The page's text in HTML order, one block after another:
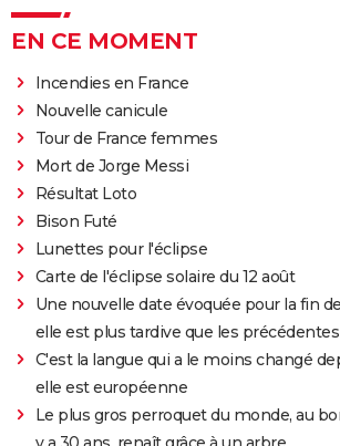
EN CE MOMENT
Incendies en France
Nouvelle canicule
Tour de France femmes
Mort de Jorge Messi
Résultat Loto
Bison Futé
Lunettes pour l'éclipse
Carte de l'éclipse solaire du 12 août
Une nouvelle date évoquée pour la fin
elle est plus tardive que les précédentes
C'est la langue qui a le moins changé
elle est européenne
Le plus gros perroquet du monde, au